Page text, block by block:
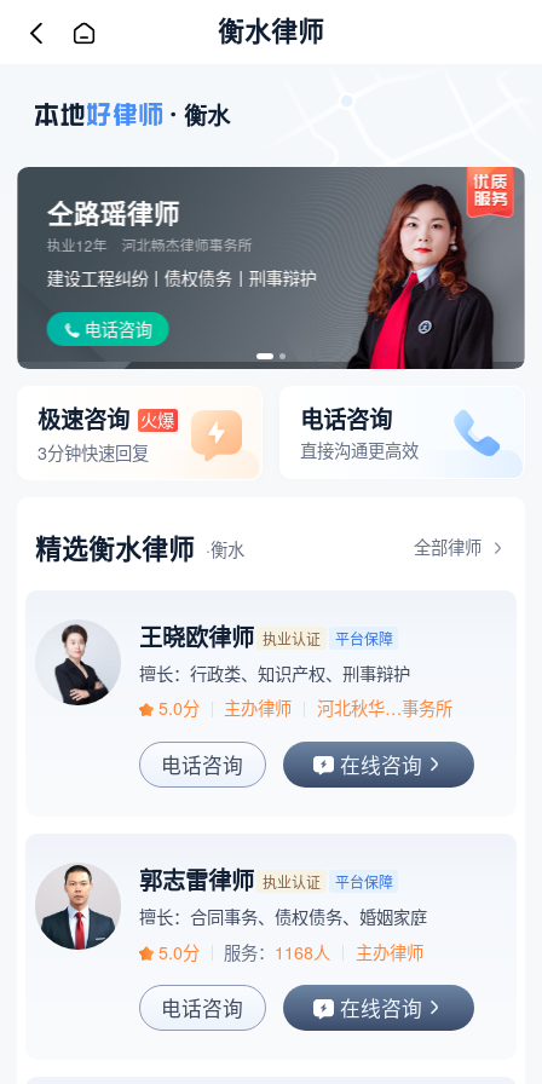
衡水律师
衡水
仝路瑶律师
执业12年 河北畅杰律师事务所
建设工程纠纷 债权债务 刑事辩护
电话咨询
极速咨询 火爆
3分钟快速回复
电话咨询
直接沟通更高效
全部律师
精选衡水律师 ·衡水
王晓欧律师 执业认证 平台保障
擅长：行政类、知识产权、刑事辩护
5.0分
主办律师 河北秋华…事务所
电话咨询 在线咨询
郭志雷律师 执业认证 平台保障
擅长：合同事务、债权债务、婚姻家庭
5.0分
服务： 1168人 主办律师
电话咨询 在线咨询